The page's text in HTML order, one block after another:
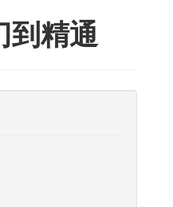
到精通